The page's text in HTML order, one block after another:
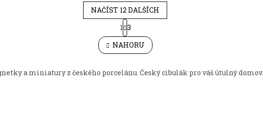
O
v
l
d
a
NAČÍST 12 DALŠÍCH
S
t
r
á
n
o
1 3
NAHORU
a miniatury z českého porcelánu. Český cibulák pro váš útulný domov.